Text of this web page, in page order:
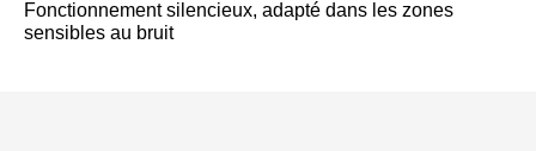
Fonctionnement silencieux, adapté dans les zones
sensibles au bruit